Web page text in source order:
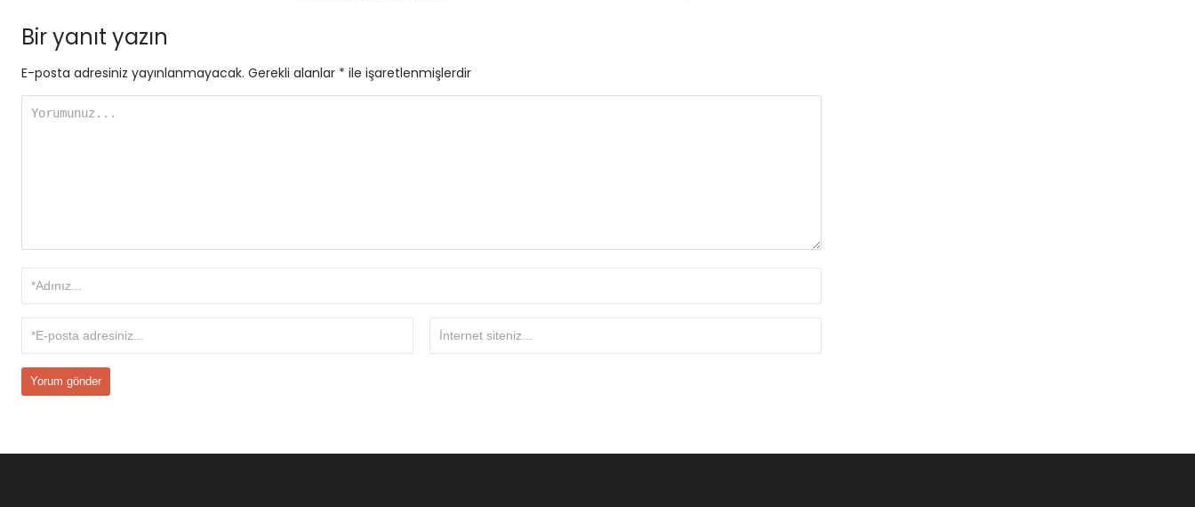
Bir yanıt yazın
E-posta adresiniz yayınlanmayacak. Gerekli alanlar * ile işaretlenmişlerdir